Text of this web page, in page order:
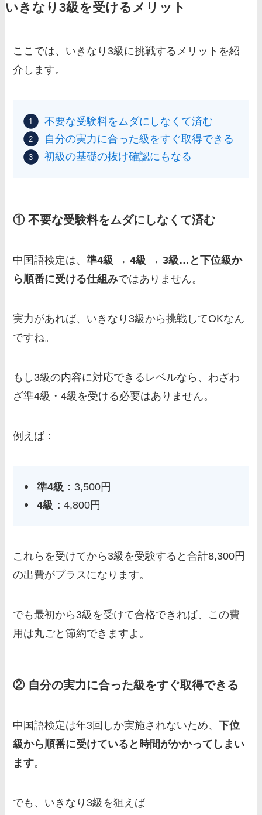
いきなり3級を受けるメリット
ここでは、いきなり3級に挑戦するメリットを紹
介します。
不要な受験料をムダにしなくて済む
自分の実力に合った級をすぐ取得できる
初級の基礎の抜け確認にもなる
① 不要な受験料をムダにしなくて済む
中国語検定は、準4級 → 4級 → 3級…と下位級か
ら順番に受ける仕組みではありません。
実力があれば、いきなり3級から挑戦してOKなん
ですね。
もし3級の内容に対応できるレベルなら、わざわ
ざ準4級・4級を受ける必要はありません。
例えば：
準4級： 3,500円
4級： 4,800円
これらを受けてから3級を受験すると合計8,300円
の出費がプラスになります。
でも最初から3級を受けて合格できれば、この費
用は丸ごと節約できますよ。
② 自分の実力に合った級をすぐ取得できる
中国語検定は年3回しか実施されないため、下位
級から順番に受けていると時間がかかってしまい
ます。
でも、いきなり3級を狙えば